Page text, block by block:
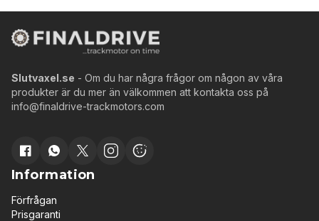
Slutvaxel.se - Om du har några frågor om någon av våra
produkter är du mer än välkommen att kontakta oss på
info@finaldrive-trackmotors.com
Information
Förfrågan
Prisgaranti